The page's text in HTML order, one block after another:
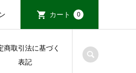
カート 0
商取引法に基づく
表記